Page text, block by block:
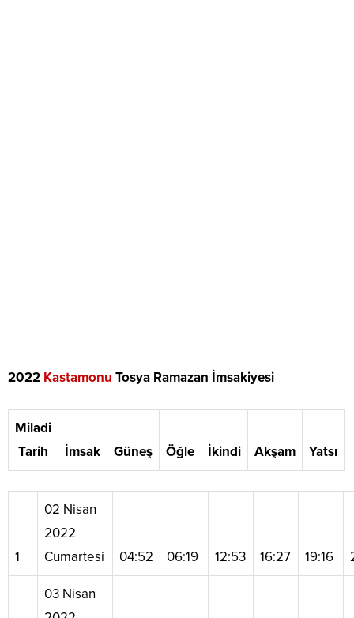
2022 Kastamonu Tosya Ramazan İmsakiyesi
Miladi
Tarih
İmsak Güneş Öğle İkindi Akşam Yatsı
1
02 Nisan
2022
Cumartesi
04:52 06:19 12:53 16:27 19:16
03 Nisan